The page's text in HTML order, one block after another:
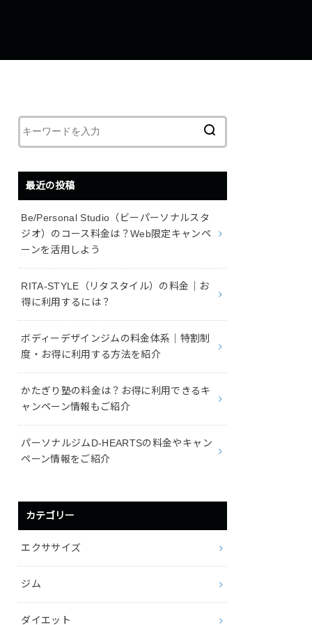
最近の投稿
Be/Personal Studio（ビーパーソナルスタ
ジオ）のコース料金は？Web限定キャンペ
ーンを活用しよう
RITA-STYLE（リタスタイル）の料金｜お
得に利用するには？
ボディーデザインジムの料金体系｜特割制
度・お得に利用する方法を紹介
かたぎり塾の料金は？お得に利用できるキ
ャンペーン情報もご紹介
パーソナルジムD-HEARTSの料金やキャン
ペーン情報をご紹介
カテゴリー
エクササイズ
ジム
ダイエット